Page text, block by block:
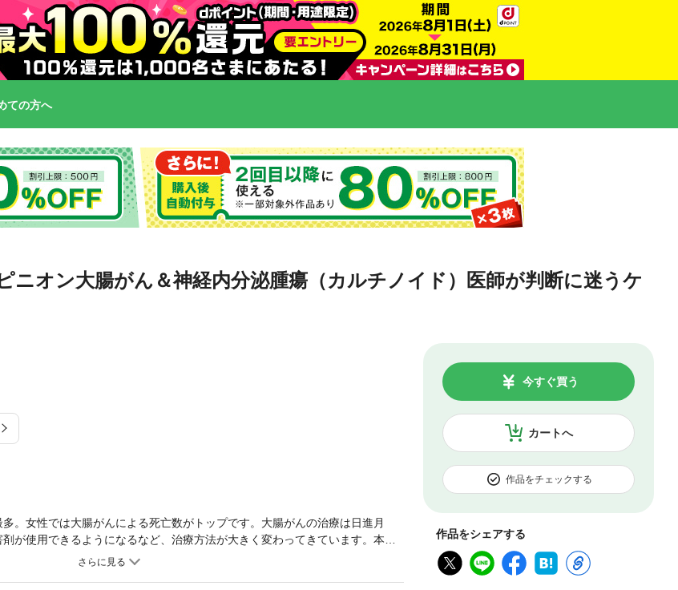
ての方へ
オン大腸がん＆神経内分泌腫瘍（カルチノイド）医師が判断に迷うケ
カートへ
今すぐ買う
作品をチェックする
作品をシェアする
。女性では大腸がんによる死亡数がトップです。大腸がんの治療は日進月
が使用できるようになるなど、治療方法が大きく変わってきています。本書
」に準拠した最新の標準治療にもとづいて、治療方法をわかりやすく解説した